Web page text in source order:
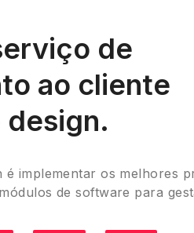
de
ao cliente
design.
é implementar os melhores
de software para